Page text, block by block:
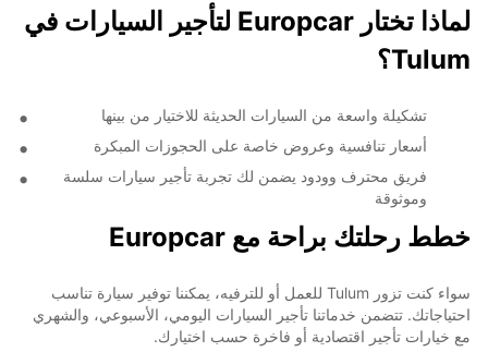
لماذا تختار Europcar لتأجير السيارات في
Tulum؟
تشكيلة واسعة من السيارات الحديثة للاختيار من بينها
أسعار تنافسية وعروض خاصة على الحجوزات المبكرة
فريق محترف وودود يضمن لك تجربة تأجير سيارات سلسة
وموثوقة
خطط رحلتك براحة مع Europcar
سواء كنت تزور Tulum للعمل أو للترفيه، يمكننا توفير سيارة تناسب
احتياجاتك. تتضمن خدماتنا تأجير السيارات اليومي، الأسبوعي، والشهري
مع خيارات تأجير اقتصادية أو فاخرة حسب اختيارك.